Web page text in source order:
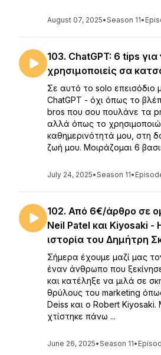
August 07, 2025•Season 11•
103. ChatGPT: 6 tips
χρησιμοποιείς σα
Σε αυτό το solo επεισόδιο
ChatGPT - όχι όπως το
bros που σου πουλάνε τα
αλλά όπως το
καθημερινότητά μου, στη
ζωή μου. Μοιράζομαι 6
July 24, 2025•Season 11•
102. Από 6€/άρθρο σε
Neil Patel και Kiyosaki -
ιστορία του Δημήτρη
Σήμερα έχουμε μαζί μας
έναν άνθρωπο που
και κατέληξε να μιλά σε
θρύλους του marketing
Deiss και ο Robert
χτίστηκε πάνω ...
June 26, 2025•Season 11•